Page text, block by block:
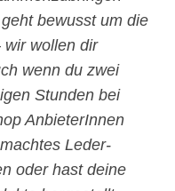
bewusst um die
wir wollen dir
wenn du zwei
Stunden bei
AnbieterInnen
Leder-
oder hast deine